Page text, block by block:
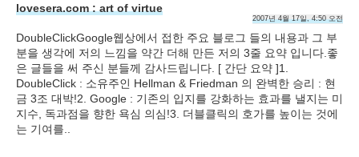
lovesera.com : art of virtue
2007년 4월 17일, 4:50 오전
DoubleClickGoogle웹상에서 접한 주요 블로그 들의 내용과 그 부
분을 생각에 저의 느낌을 약간 더해 만든 저의 3줄 요약 입니다.좋
은 글들을 써 주신 분들께 감사드립니다. [ 간단 요약 ]1.
DoubleClick : 소유주인 Hellman & Friedman 의 완벽한 승리 : 현
금 3조 대박!2. Google : 기존의 입지를 강화하는 효과를 낼지는 미
지수, 독과점을 향한 욕심 의심!3. 더블클릭의 호가를 높이는 것에
는 기여를..